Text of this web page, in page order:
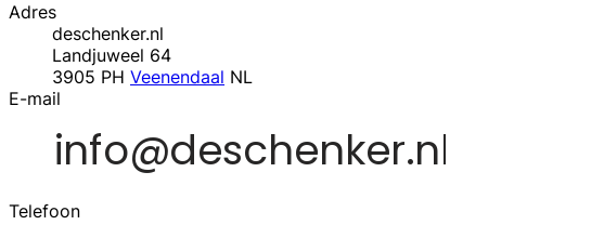
Adres
deschenker.nl
Landjuweel 64
3905 PH Veenendaal NL
E-mail
Telefoon